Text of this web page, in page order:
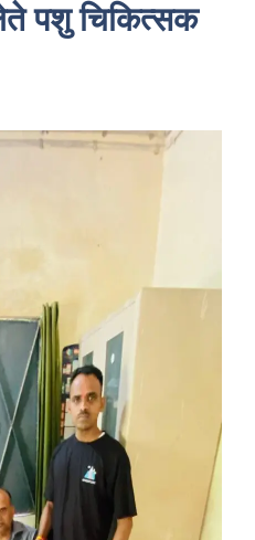
पशु चिकित्सक